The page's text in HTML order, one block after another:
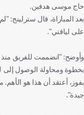
حاج موسى هدفين.
بعد المباراة، قال سترلينج:
على لياقتي".
وأوضح: "انضممت للفريق منذ
بخطوة ومحاولة الوصول إلى
بفوز، أعتقد أن هذا هو الأهم.
جيدة".